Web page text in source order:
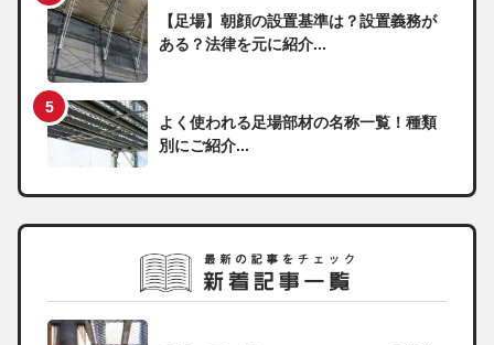
【足場】朝顔の設置基準は？設置義務が
ある？法律を元に紹介...
よく使われる足場部材の名称一覧！種類
別にご紹介...